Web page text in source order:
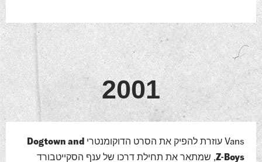
2001
Vans עוזרת להפיק את הסרט הדוקומנטרי
Dogtown and
Z-Boys, שמתאר את תחילת דרכו של ענף הסקייטבורד